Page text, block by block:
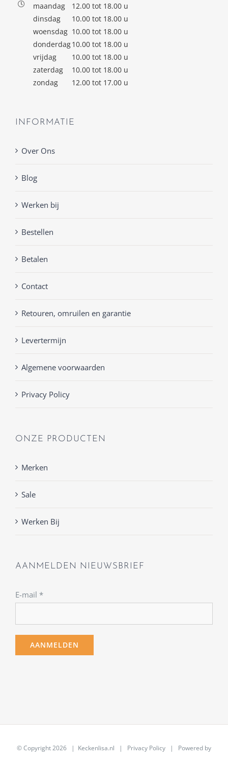
maandag
12.00 tot 18.00 u
dinsdag
10.00 tot 18.00 u
woensdag 10.00 tot 18.00 u
donderdag10.00 tot 18.00 u
vrijdag
10.00 tot 18.00 u
zaterdag
10.00 tot 18.00 u
zondag
12.00 tot 17.00 u
INFORMATIE
Over Ons
Blog
Werken bij
Bestellen
Betalen
Contact
Retouren, omruilen en garantie
Levertermijn
Algemene voorwaarden
Privacy Policy
ONZE PRODUCTEN
Merken
Sale
Werken Bij
AANMELDEN NIEUWSBRIEF
E-mail *
© Copyright2026 | Keckenlisa.nl | Privacy Policy | Powered by